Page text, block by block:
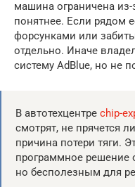
машина ограничена из-
понятнее. Если рядом
форсунками или
отдельно. Иначе
систему AdBlue, но не
В автотехцентре chip-
смотрят, не прячется
причина потери тяги.
программное решение
но бесполезным для